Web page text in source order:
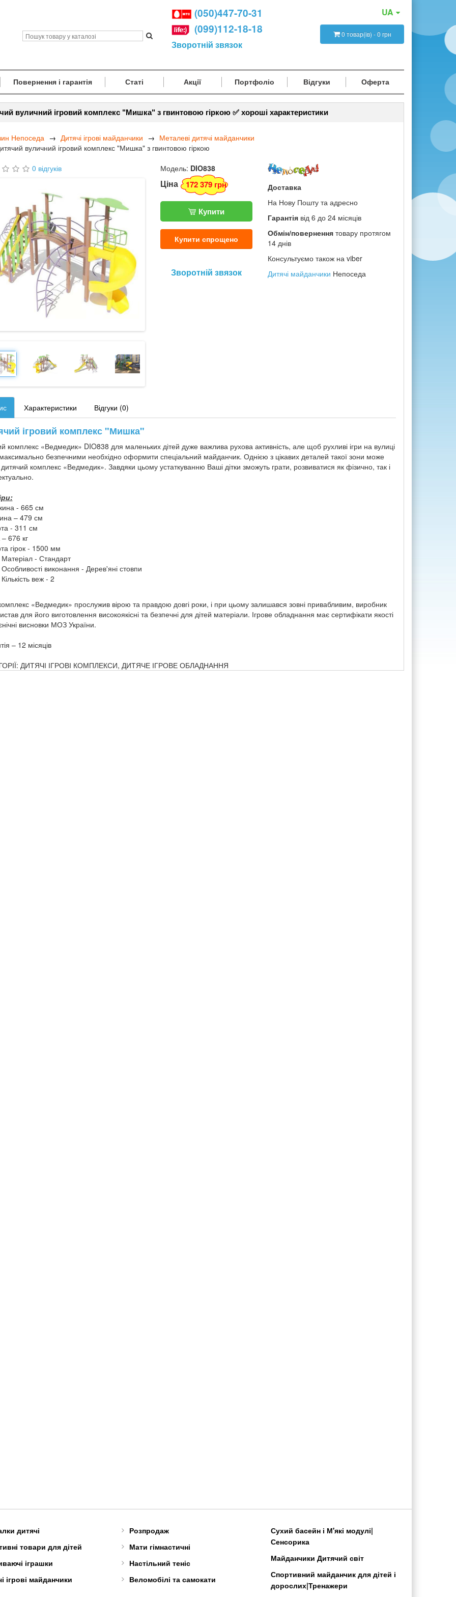
(050)447-70-31
(099)112-18-18
Зворотній звязок
UA
0 товар(ів) - 0 грн
Повернення і гарантія Статі Акції Портфоліо Відгуки Оферта
вуличний ігровий комплекс "Мишка" з гвинтовою гіркою ✅ хороші характеристики
Непоседа Дитячі ігрові майданчики
Металеві дитячі майданчики
вуличний ігровий комплекс "Мишка" з гвинтовою гіркою
0 відгуків
Модель: DIO838
Ціна 172 379 грн
Купити
Купити спрощено
Зворотній звязок
Доставка
На Нову Пошту та адресно
Гарантія від 6 до 24 місяців
Обмін/повернення товару протягом
14 днів
Консультуємо також на viber
Дитячі майданчики Непоседа
Характеристики Відгуки (0)
ігровий комплекс "Мишка"
комплекс «Ведмедик» DIO838 для маленьких дітей дуже важлива рухова активність, але щоб рухливі ігри на вулиці
безпечними необхідно оформити спеціальний майданчик. Однією з цікавих деталей такої зони може
комплекс «Ведмедик». Завдяки цьому устаткуванню Ваші дітки зможуть грати, розвиватися як фізично, так і
- 665 см
– 479 см
- 311 см
676 кг
гірок - 1500 мм
Матеріал - Стандарт
Особливості виконання - Дерев'яні стовпи
Кількість веж - 2
«Ведмедик» прослужив вірою та правдою довгі роки, і при цьому залишався зовні привабливим, виробник
для його виготовлення високоякісні та безпечні для дітей матеріали. Ігрове обладнання має сертифікати якості
висновки МОЗ України.
– 12 місяців
ДИТЯЧІ ІГРОВІ КОМПЛЕКСИ, ДИТЯЧЕ ІГРОВЕ ОБЛАДНАННЯ
дитячі
товари для дітей
іграшки
ігрові майданчики
Розпродаж
Мати гімнастичні
Настільний теніс
Веломобілі та самокати
Сухий басейн і М'які модулі|
Сенсорика
Майданчики Дитячий світ
Спортивний майданчик для дітей і
дорослих|Тренажери